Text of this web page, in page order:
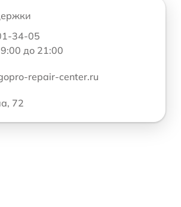
34-05
до 21:00
repair-center.ru
72